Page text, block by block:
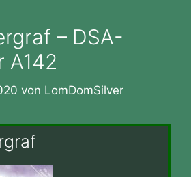
– DSA-
A142
von LomDomSilver